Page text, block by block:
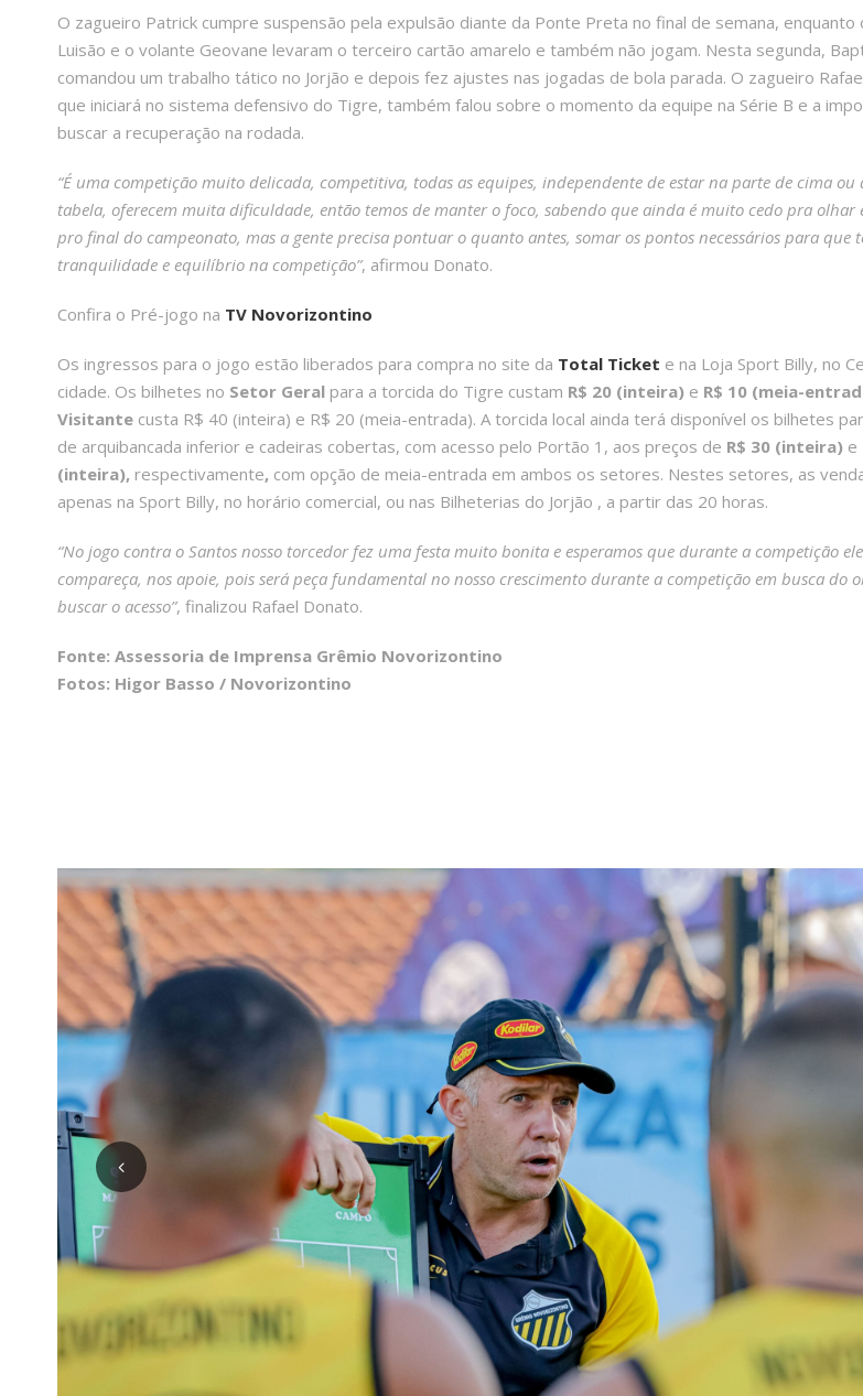
O zagueiro Patrick cumpre suspensão pela expulsão diante da Ponte Preta no final de semana, enquanto
Luisão e o volante Geovane levaram o terceiro cartão amarelo e também não jogam. Nesta segunda,
comandou um trabalho tático no Jorjão e depois fez ajustes nas jogadas de bola parada. O zagueiro
que iniciará no sistema defensivo do Tigre, também falou sobre o momento da equipe na Série B e a
buscar a recuperação na rodada.
“É uma competição muito delicada, competitiva, todas as equipes, independente de estar na parte de cima ou
tabela, oferecem muita dificuldade, então temos de manter o foco, sabendo que ainda é muito cedo pra olhar
pro final do campeonato, mas a gente precisa pontuar o quanto antes, somar os pontos necessários para que
tranquilidade e equilíbrio na competição”, afirmou Donato.
Confira o Pré-jogo na TV Novorizontino
Os ingressos para o jogo estão liberados para compra no site da Total Ticket e na Loja Sport Billy, no
cidade. Os bilhetes no Setor Geral para a torcida do Tigre custam R$ 20 (inteira) e R$ 10 (meia-
Visitante custa R$ 40 (inteira) e R$ 20 (meia-entrada). A torcida local ainda terá disponível os bilhetes
de arquibancada inferior e cadeiras cobertas, com acesso pelo Portão 1, aos preços de R$ 30 (inteira) e
(inteira), respectivamente, com opção de meia-entrada em ambos os setores. Nestes setores, as
apenas na Sport Billy, no horário comercial, ou nas Bilheterias do Jorjão , a partir das 20 horas.
“No jogo contra o Santos nosso torcedor fez uma festa muito bonita e esperamos que durante a competição
compareça, nos apoie, pois será peça fundamental no nosso crescimento durante a competição em busca do
buscar o acesso”, finalizou Rafael Donato.
Fonte: Assessoria de Imprensa Grêmio Novorizontino
Fotos: Higor Basso / Novorizontino